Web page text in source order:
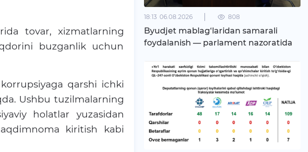
tovar, xizmatlarning
buzganlik uchun
qarshi ichki
Ushbu tuzilmalarning
holatlar yuzasidan
kiritish kabi
18:13 06.08.2026 808
Byudjet mablag‘laridan samarali
foydalanish — parlament nazoratida